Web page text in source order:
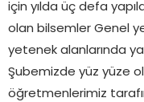
için yılda üç defa
olan bilsemler Genel
yetenek alanlarında
Şubemizde yüz yüze
öğretmenlerimiz